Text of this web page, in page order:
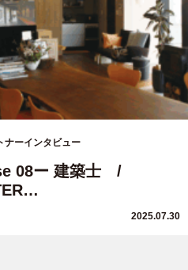
ナーインタビュー
08ー 建築士 /
2025.07.30